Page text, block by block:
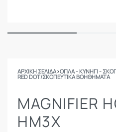
ΑΡΧΙΚΉ ΣΕΛΊΔΑ›ΟΠΛΑ - ΚΥΝΗΓΙ -
RED DOT/ΣΚΟΠΕΥΤΙΚΆ ΒΟΗΘΉΜΑΤΑ
MAGNIFIER
HM3X